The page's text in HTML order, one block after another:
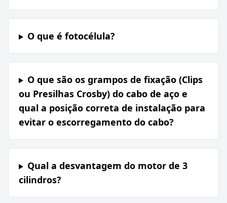
O que é fotocélula?
O que são os grampos de fixação (Clips
ou Presilhas Crosby) do cabo de aço e
qual a posição correta de instalação para
evitar o escorregamento do cabo?
Qual a desvantagem do motor de 3
cilindros?